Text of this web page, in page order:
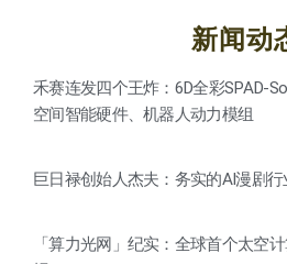
新闻动
禾赛连发四个王炸：6D全彩SPAD-
空间智能硬件、机器人动力模组
巨日禄创始人杰夫：务实的AI漫剧
「算力光网」纪实：全球首个太空